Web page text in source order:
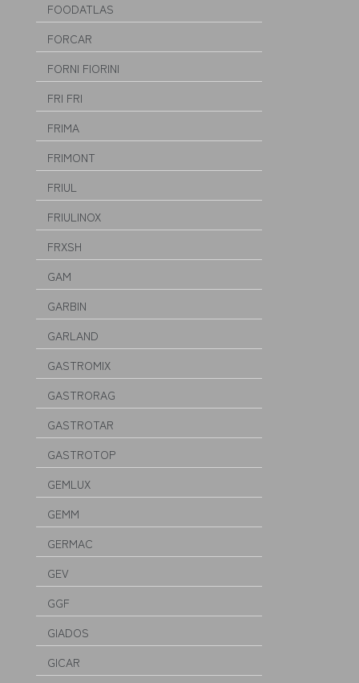
FOODATLAS
FORCAR
FORNI FIORINI
FRI FRI
FRIMA
FRIMONT
FRIUL
FRIULINOX
FRXSH
GAM
GARBIN
GARLAND
GASTROMIX
GASTRORAG
GASTROTAR
GASTROTOP
GEMLUX
GEMM
GERMAC
GEV
GGF
GIADOS
GICAR